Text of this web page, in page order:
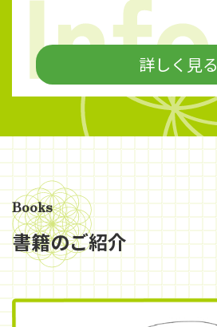
詳しく見る
Books
書籍のご紹介